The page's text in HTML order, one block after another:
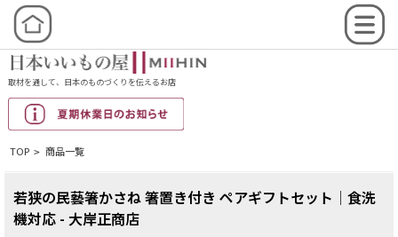
取材を通して、日本のものづくりを伝えるお店
TOP > 商品一覧
若狭の民藝箸かさね 箸置き付き ペアギフトセット│食洗
機対応 - 大岸正商店